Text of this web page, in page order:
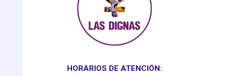
HORARIOS DE ATENCIÓN: